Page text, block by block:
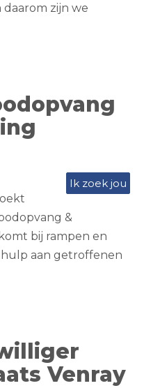
daarom zijn we
Ik zoek jou
&
bij rampen en
hulp aan getroffenen
Venray